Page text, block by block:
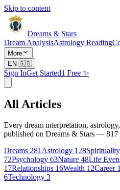
Skip to content
Dreams & Stars
Dream AnalysisAstrology Reading
More
EN 🇬🇧
Sign InGet Started1 Free ✨
All Articles
Every dream interpretation,
published on Dreams & Stars — 817
Dreams 281 Astrology 128Spirituality
72Psychology 63Nature 48Life
17Relationships 16Wealth 12Career
6Technology 3